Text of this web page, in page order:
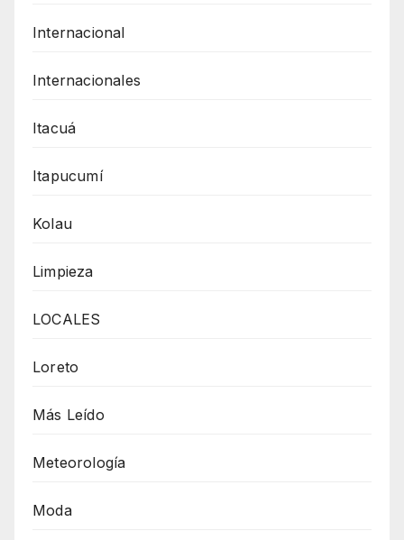
Internacional
Internacionales
Itacuá
Itapucumí
Kolau
Limpieza
LOCALES
Loreto
Más Leído
Meteorología
Moda